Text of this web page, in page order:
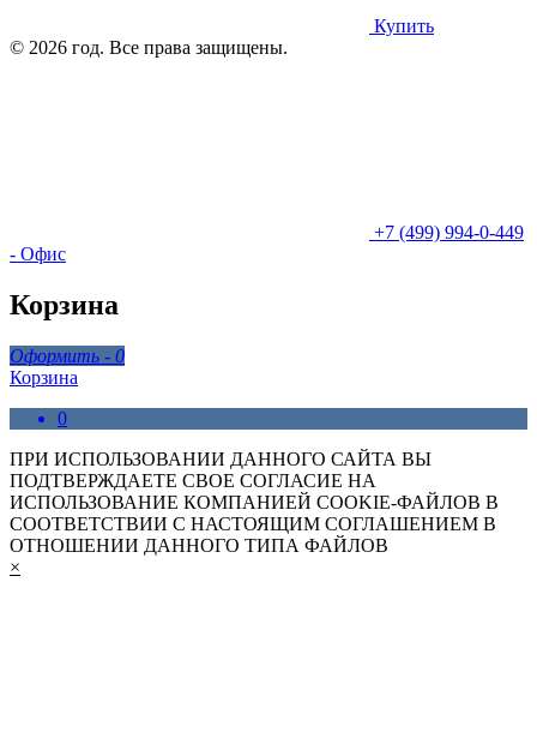
Купить
© 2026 год. Все права защищены.
+7 (499) 994-0-449
- Офис
Корзина
Оформить - 0
Корзина
0
ПРИ ИСПОЛЬЗОВАНИИ ДАННОГО САЙТА ВЫ
ПОДТВЕРЖДАЕТЕ СВОЕ СОГЛАСИЕ НА
ИСПОЛЬЗОВАНИЕ КОМПАНИЕЙ COOKIE-ФАЙЛОВ В
СООТВЕТСТВИИ С НАСТОЯЩИМ СОГЛАШЕНИЕМ В
ОТНОШЕНИИ ДАННОГО ТИПА ФАЙЛОВ
×